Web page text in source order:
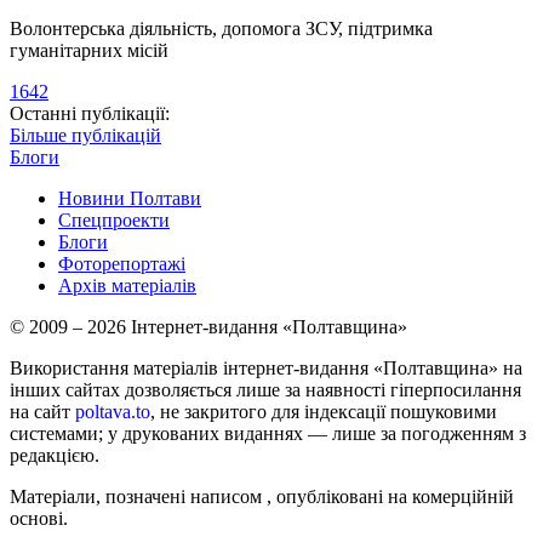
Волонтерська діяльність, допомога ЗСУ, підтримка
гуманітарних місій
1642
Останні публікації:
Більше публікацій
Блоги
Новини Полтави
Спецпроекти
Блоги
Фоторепортажі
Архів матеріалів
© 2009 – 2026 Інтернет-видання «Полтавщина»
Використання матеріалів інтернет-видання «Полтавщина» на
інших сайтах дозволяється лише за наявності гіперпосилання
на сайт poltava.to, не закритого для індексації пошуковими
системами; у друкованих виданнях — лише за погодженням з
редакцією.
Матеріали, позначені написом , опубліковані на комерційній
основі.